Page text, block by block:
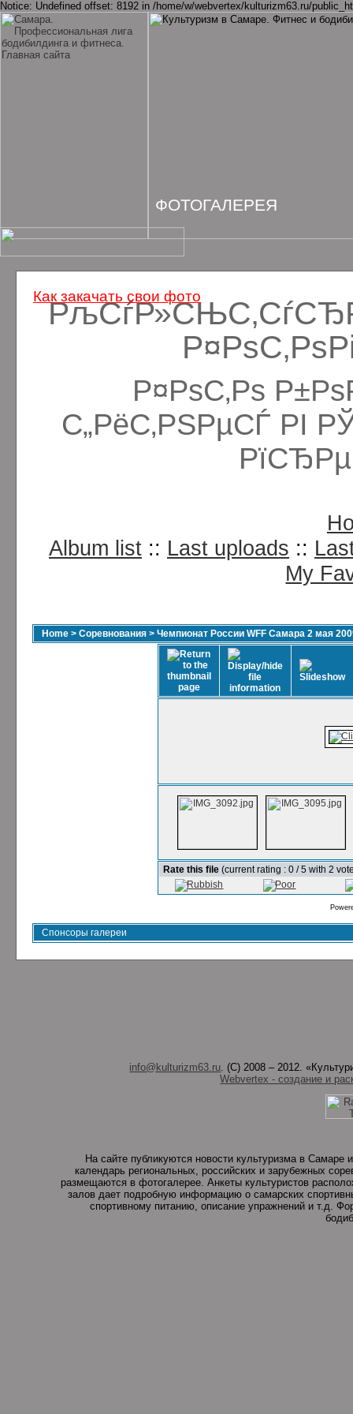
Notice: Undefined offset: 8192 in /home/w/webvertex/kulturizm63.ru/
Р¤РѕС‚Рѕ
С„РёС‚РЅРµСЃ РІ
Album list :: Last uploads ::
My
Home > Соревнования > Чемпионат России WFF Самара 2 мая
Rate this file (current rating : 0 / 5 with 2
Спонсоры галереи
info@kulturizm63.ru. (C) 2008 – 2012.
Webvertex - создание и
На сайте публикуются новости культуризма в
календарь региональных, российских и зарубежных
размещаются в фотогалерее. Анкеты культуристов
залов дает подробную информацию о самарских
спортивному питанию, описание упражнений и т.д.
ФОТОГАЛЕРЕЯ
Как закачать свои фото